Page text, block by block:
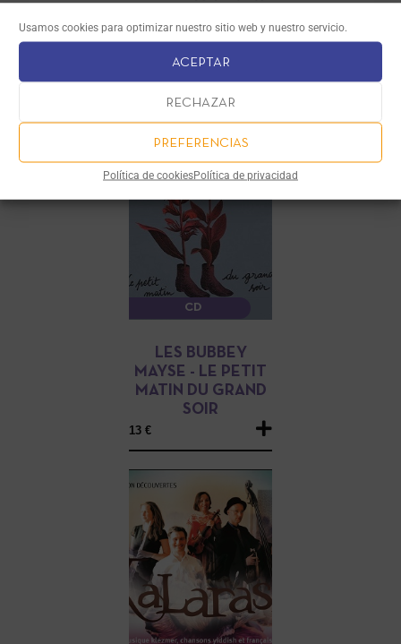
Usamos cookies para optimizar nuestro sitio web y nuestro servicio.
ACEPTAR
RECHAZAR
PREFERENCIAS
Política de cookiesPolítica de privacidad
pour voix et piano
CD
LES BUBBEY
MAYSE - LE PETIT
MATIN DU GRAND
SOIR
13 €